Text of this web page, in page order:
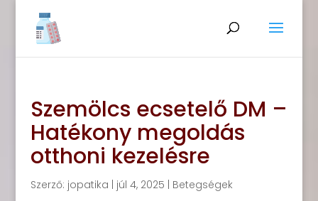
Szemölcs ecsetelő DM –
Hatékony megoldás
otthoni kezelésre
Szerző: jopatika júl 4, 2025 Betegségek